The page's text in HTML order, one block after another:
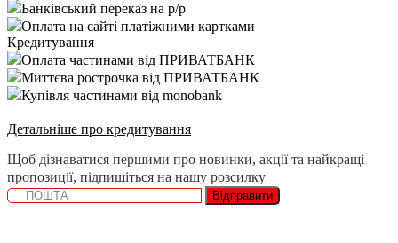
Банківський переказ на р/р
Оплата на сайті платіжними картками
Кредитування
Оплата частинами від ПРИВАТБАНК
Миттєва рострочка від ПРИВАТБАНК
Купівля частинами від monobank
Детальніше про кредитування
Щоб дізнаватися першими про новинки, акції та найкращі
пропозиції, підпишіться на нашу розсилку
Відправити